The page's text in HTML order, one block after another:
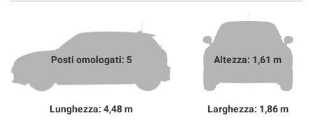
Posti omologati: 5
Lunghezza: 4,48 m
Altezza: 1,61 m
Larghezza: 1,86 m